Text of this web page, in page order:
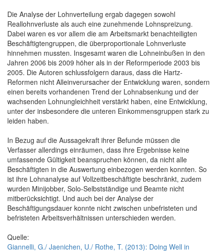
Die Analyse der Lohnverteilung ergab dagegen sowohl
Reallohnverluste als auch eine zunehmende Lohnspreizung.
Dabei waren es vor allem die am Arbeitsmarkt benachteiligten
Beschäftigtengruppen, die überproportionale Lohnverluste
hinnehmen mussten. Insgesamt waren die Lohneinbußen in den
Jahren 2006 bis 2009 höher als in der Reformperiode 2003 bis
2005. Die Autoren schlussfolgern daraus, dass die Hartz-
Reformen nicht Alleinverursacher der Entwicklung waren, sondern
einen bereits vorhandenen Trend der Lohnabsenkung und der
wachsenden Lohnungleichheit verstärkt haben, eine Entwicklung,
unter der insbesondere die unteren Einkommensgruppen stark zu
leiden haben.
In Bezug auf die Aussagekraft ihrer Befunde müssen die
Verfasser allerdings einräumen, dass ihre Ergebnisse keine
umfassende Gültigkeit beanspruchen können, da nicht alle
Beschäftigten in die Auswertung einbezogen werden konnten. So
ist ihre Lohnanalyse auf Vollzeitbeschäftigte beschränkt, zudem
wurden Minijobber, Solo-Selbstständige und Beamte nicht
mitberücksichtigt. Und auch bei der Analyse der
Beschäftigungsdauer konnte nicht zwischen unbefristeten und
befristeten Arbeitsverhältnissen unterschieden werden.
Quelle:
Giannelli, G./ Jaenichen, U./ Rothe, T. (2013): Doing Well in